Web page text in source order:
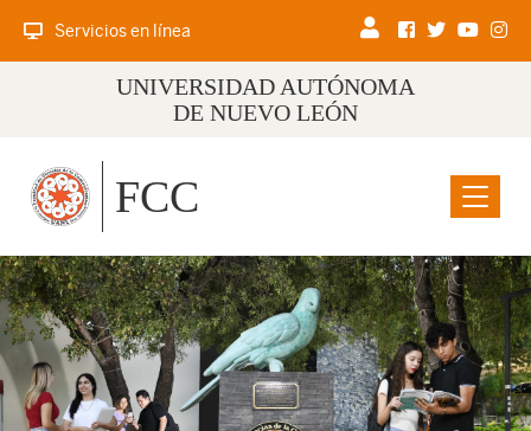
Servicios en línea
UNIVERSIDAD AUTÓNOMA
DE NUEVO LEÓN
Menu
FCC